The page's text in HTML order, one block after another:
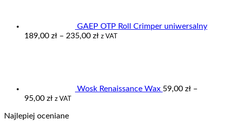
GAEP OTP Roll Crimper uniwersalny
189,00 zł – 235,00 złZakres
z VAT
Wosk Renaissance Wax 59,00 zł –
95,00 złZakres
od
z VAT
Najlepiej oceniane